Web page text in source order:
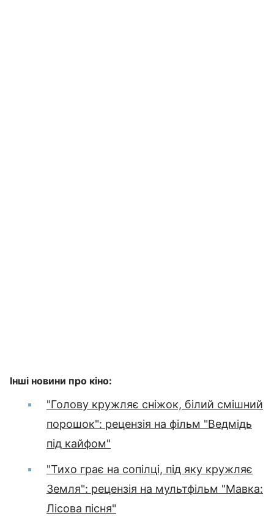
Інші новини про кіно:
"Голову кружляє сніжок, білий смішний
порошок": рецензія на фільм "Ведмідь
під кайфом"
"Тихо грає на сопілці, під яку кружляє
Земля": рецензія на мультфільм "Мавка:
Лісова пісня"